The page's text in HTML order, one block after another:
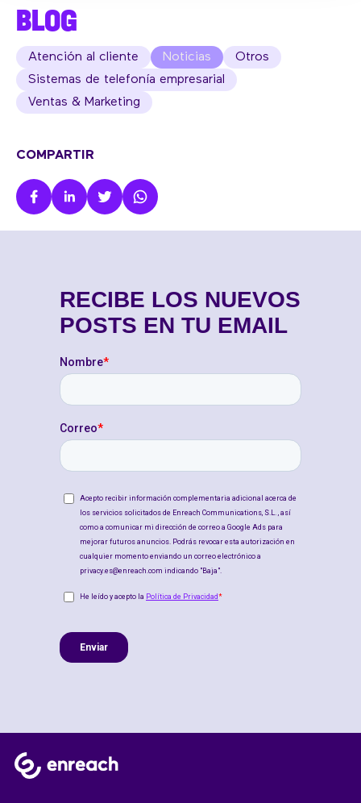
BLOG
Atención al cliente Noticias
Otros
Sistemas de telefonía empresarial
Ventas & Marketing
COMPARTIR